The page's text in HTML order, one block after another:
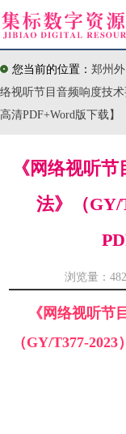
您当前的位置： 郑州
络视听节目音频响度技
高清PDF+Word版下载】
《网络视听
法》（GY/
浏览量：
《网络视听节
（GY/T377-